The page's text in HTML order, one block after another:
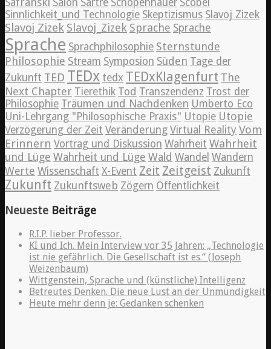
Salon Sartre Schopenhauer Scobel
Sinnlichkeit_und Technologie Skeptizismus Slavoj Zizek
Slavoj Zizek Slavoj_Zizek Sprache Sprache
Sprache Sprachphilosophie Sternstunde
Philosophie Stream Symposion Süden Tage der
Zukunft TED TEDx tedx TEDxKlagenfurt The
Next Chapter Tierethik Tod Transzendenz Trost der
Philosophie Träumen und Nachdenken Umberto Eco
Uni-Lehrgang "Philosophische Praxis" Utopie Utopie
Verzögerung der Zeit Veränderung Virtual Reality Vom
Erinnern Vortrag und Diskussion Wahrheit Wahrheit
und Lüge Wahrheit und Lüge Wald Wandel Wandern
Werte Wissenschaft X-Event Zeit Zeitgeist Zukunft
Zukunft Zukunftsweb Zögern Öffentlichkeit
Neueste Beiträge
R.I.P. lieber Professor.
KI und Ich. Mein Interview vor 35 Jahren: „Technologie
ist nie gefährlich. Die Gesellschaft ist es.“ (Joseph
Weizenbaum)
Wittgenstein, Sprache und (künstliche) Intelligenz
Betreutes Denken. Die neue Lust an der Unmündigkeit
Heute mehr denn je: Gedanken schenken